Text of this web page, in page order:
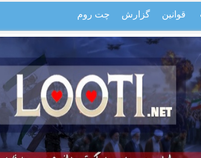
قوانین گزارش چت روم